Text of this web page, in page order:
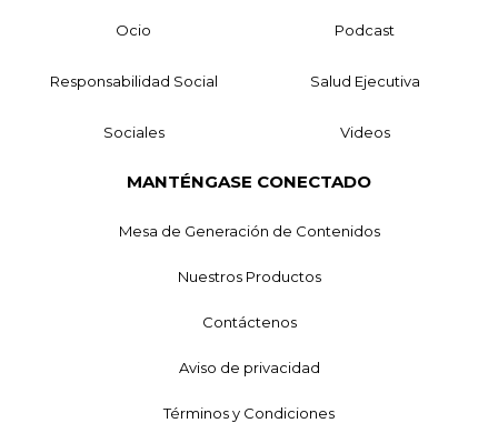
Ocio Podcast
Responsabilidad Social Salud Ejecutiva
Sociales Videos
MANTÉNGASE CONECTADO
Mesa de Generación de Contenidos
Nuestros Productos
Contáctenos
Aviso de privacidad
Términos y Condiciones